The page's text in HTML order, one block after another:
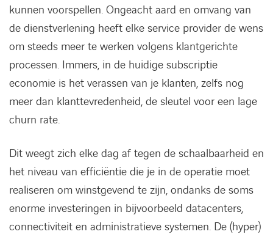
kunnen voorspellen. Ongeacht aard en omvang van
de dienstverlening heeft elke service provider de wens
om steeds meer te werken volgens klantgerichte
processen. Immers, in de huidige subscriptie
economie is het verassen van je klanten, zelfs nog
meer dan klanttevredenheid, de sleutel voor een lage
churn rate.
Dit weegt zich elke dag af tegen de schaalbaarheid en
het niveau van efficiëntie die je in de operatie moet
realiseren om winstgevend te zijn, ondanks de soms
enorme investeringen in bijvoorbeeld datacenters,
connectiviteit en administratieve systemen. De (hyper)